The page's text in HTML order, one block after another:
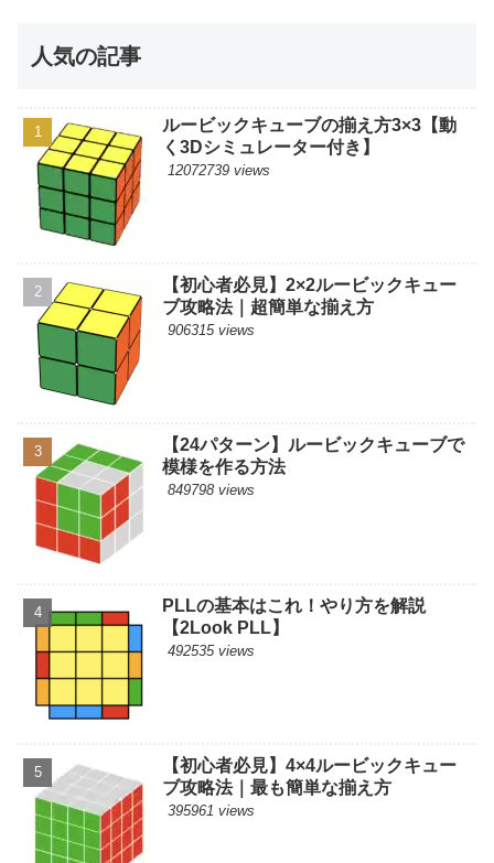
人気の記事
ルービックキューブの揃え方3×3【動
く3Dシミュレーター付き】
12072739 views
【初心者必見】2×2ルービックキュー
ブ攻略法｜超簡単な揃え方
906315 views
【24パターン】ルービックキューブで
模様を作る方法
849798 views
PLLの基本はこれ！やり方を解説
【2Look PLL】
492535 views
【初心者必見】4×4ルービックキュー
ブ攻略法｜最も簡単な揃え方
395961 views